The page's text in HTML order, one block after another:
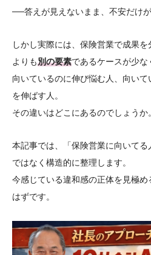
──答えが見えないまま、不安だけ
しかし実際には、保険営業で成果
よりも別の要素であるケースが少な
向いているのに伸び悩む人、向い
を伸ばす人。
その違いはどこにあるのでしょうか。
本記事では、「保険営業に向いて
ではなく構造的に整理します。
今感じている違和感の正体を見極
はずです。